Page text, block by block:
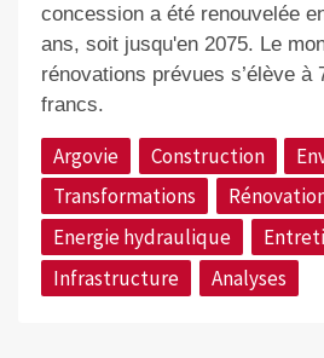
concession a été renouvelée
ans, soit jusqu'en 2075. Le
rénovations prévues s’élève à
francs.
Argovie Construction
Transformations
Energie hydraulique
Infrastructure
Analyses